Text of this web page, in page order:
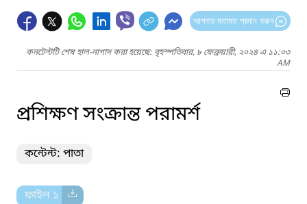
আপনার মতামত প্রদান করুন
কনটেন্টটি শেষ হাল-নাগাদ করা হয়েছে: বৃহস্পতিবার, ৮ ফেব্রুয়ারী, ২০২৪ এ ১১:০৩
AM
প্রশিক্ষণ সংক্রান্ত পরামর্শ
কন্টেন্ট: পাতা
ফাইল ১